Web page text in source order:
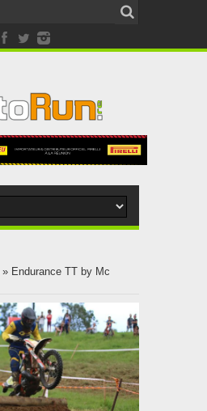
» Endurance TT by Mc